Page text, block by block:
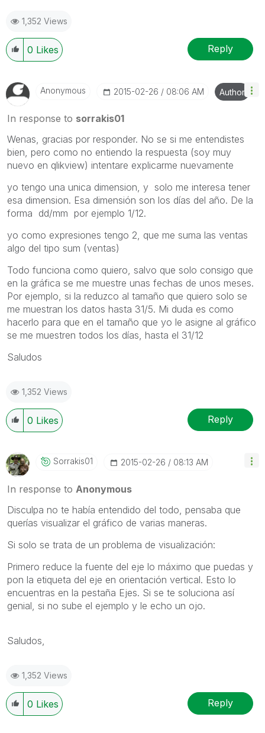
1,352 Views
0 Likes Reply
Anonymous ‎2015-02-26 08:06 AM Author
In response to sorrakis01
Wenas, gracias por responder. No se si me entendistes
bien, pero como no entiendo la respuesta (soy muy
nuevo en qlikview) intentare explicarme nuevamente
yo tengo una unica dimension, y solo me interesa tener
esa dimension. Esa dimensión son los días del año. De la
forma dd/mm por ejemplo 1/12.
yo como expresiones tengo 2, que me suma las ventas
algo del tipo sum (ventas)
Todo funciona como quiero, salvo que solo consigo que
en la gráfica se me muestre unas fechas de unos meses.
Por ejemplo, si la reduzco al tamaño que quiero solo se
me muestran los datos hasta 31/5. Mi duda es como
hacerlo para que en el tamaño que yo le asigne al gráfico
se me muestren todos los días, hasta el 31/12
Saludos
1,352 Views
0 Likes Reply
Sorrakis01 ‎2015-02-26 08:13 AM
In response to Anonymous
Disculpa no te había entendido del todo, pensaba que
querías visualizar el gráfico de varias maneras.
Si solo se trata de un problema de visualización:
Primero reduce la fuente del eje lo máximo que puedas y
pon la etiqueta del eje en orientación vertical. Esto lo
encuentras en la pestaña Ejes. Si se te soluciona así
genial, si no sube el ejemplo y le echo un ojo.
Saludos,
1,352 Views
0 Likes Reply